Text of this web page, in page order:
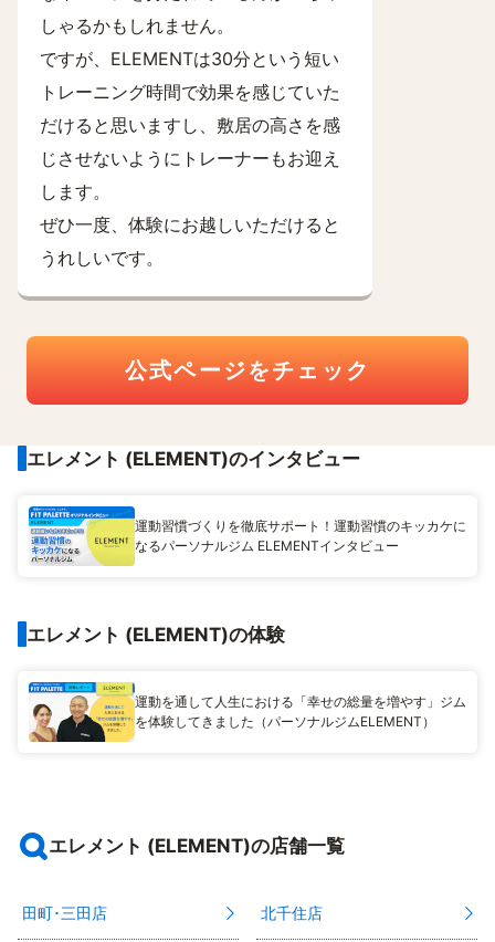
しゃるかもしれません。
ですが、ELEMENTは30分という短い
トレーニング時間で効果を感じていた
だけると思いますし、敷居の高さを感
じさせないようにトレーナーもお迎え
します。
ぜひ一度、体験にお越しいただけると
うれしいです。
公式ページをチェック
エレメント (ELEMENT)のインタビュー
運動習慣づくりを徹底サポート！運動習慣のキッカケに
なるパーソナルジム ELEMENTインタビュー
エレメント (ELEMENT)の体験
運動を通して人生における「幸せの総量を増やす」ジム
を体験してきました（パーソナルジムELEMENT）
エレメント (ELEMENT)の店舗一覧
田町･三田店 北千住店